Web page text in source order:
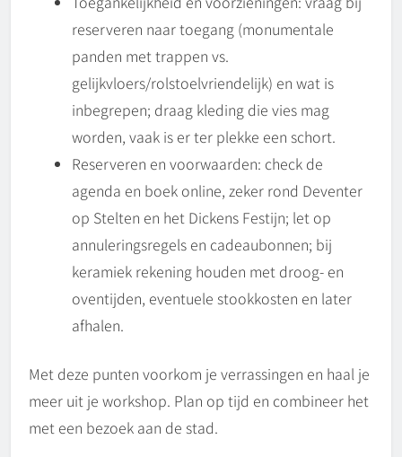
reserveren naar toegang (monumentale
panden met trappen vs.
gelijkvloers/rolstoelvriendelijk) en wat is
inbegrepen; draag kleding die vies mag
worden, vaak is er ter plekke een schort.
Reserveren en voorwaarden: check de
agenda en boek online, zeker rond Deventer
op Stelten en het Dickens Festijn; let op
annuleringsregels en cadeaubonnen; bij
keramiek rekening houden met droog- en
oventijden, eventuele stookkosten en later
afhalen.
Met deze punten voorkom je verrassingen en haal je
meer uit je workshop. Plan op tijd en combineer het
met een bezoek aan de stad.